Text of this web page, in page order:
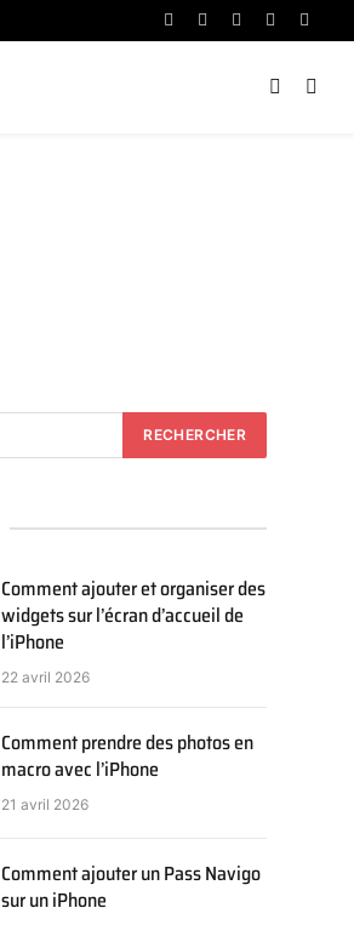
Facebook
X
Instagram
YouTube
Comment ajouter et organiser des
widgets sur l’écran d’accueil de
l’iPhone
22 avril 2026
Comment prendre des photos en
macro avec l’iPhone
21 avril 2026
Comment ajouter un Pass Navigo
sur un iPhone